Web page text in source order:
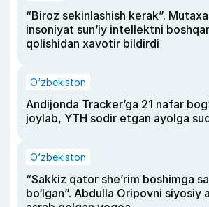
“Biroz sekinlashish kerak”.
insoniyat sun’iy intellektni
qolishidan xavotir bildirdi
O‘zbekiston
Andijonda Tracker’ga 21 nafar
joylab, YTH sodir etgan ayolga
O‘zbekiston
“Sakkiz qator she’rim boshimga
bo‘lgan”. Abdulla Oripovni siyosiy